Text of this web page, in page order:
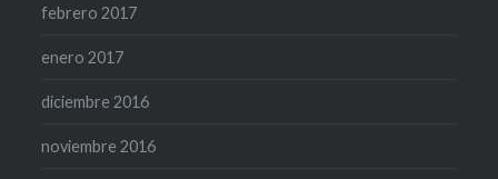
febrero 2017
enero 2017
diciembre 2016
noviembre 2016